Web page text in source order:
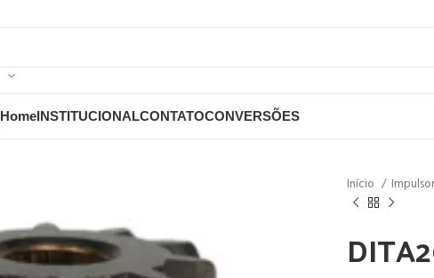
HomeINSTITUCIONALCONTATOCONVERSÕES
Início